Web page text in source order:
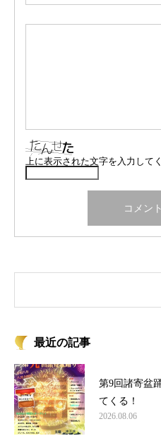
上に表示された文字を入力して
最近の記事
第9回諸寄盆
てくる！
2026.08.06